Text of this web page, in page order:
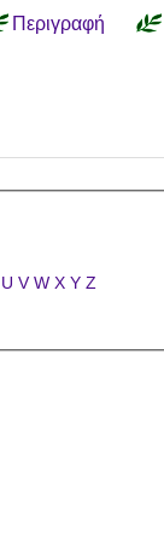
Περιγραφή
U V W X Y Z